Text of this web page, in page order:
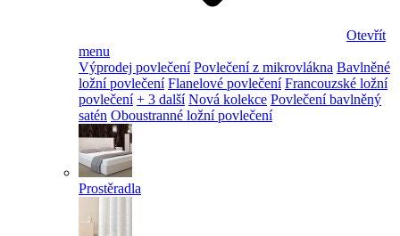
Otevřít
menu
Výprodej povlečení Povlečení z mikrovlákna Bavlněné
ložní povlečení Flanelové povlečení Francouzské ložní
povlečení + 3 další Nová kolekce Povlečení bavlněný
satén Oboustranné ložní povlečení
Prostěradla